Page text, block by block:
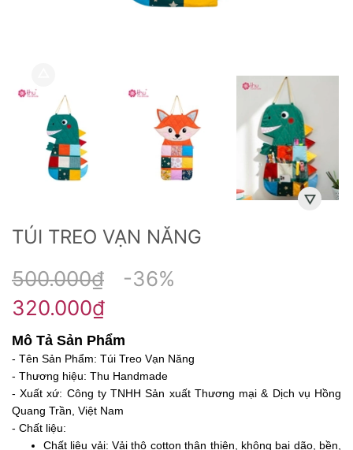
TÚI TREO VẠN NĂNG
500.000₫
-36%
320.000₫
Mô Tả Sản Phẩm
- Tên Sản Phẩm: Túi Treo Vạn Năng
- Thương hiệu: Thu Handmade
- Xuất xứ: Công ty TNHH Sản xuất Thương mại & Dịch vụ Hồng
Quang Trần, Việt Nam
- Chất liệu:
Chất liệu vải: Vải thô cotton thân thiện, không bai dão, bền,